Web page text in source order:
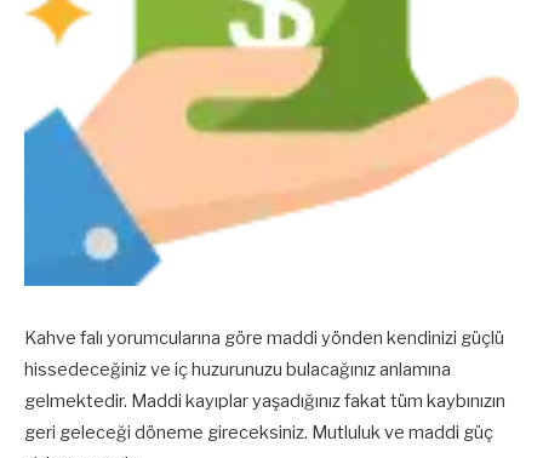
Kahve falı yorumcularına göre maddi yönden kendinizi güçlü
hissedeceğiniz ve iç huzurunuzu bulacağınız anlamına
gelmektedir. Maddi kayıplar yaşadığınız fakat tüm kaybınızın
geri geleceği döneme gireceksiniz. Mutluluk ve maddi güç